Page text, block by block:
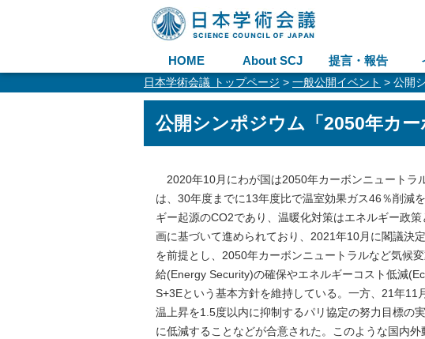
HOME About SCJ 提言・報告
日本学術会議 トップページ > 一般公開イベント > 公開
公開シンポジウム「2050年カ
2020年10月にわが国は2050年カーボンニュートラ
は、30年度までに13年度比で温室効果ガス46％削減
ギー起源のCO2であり、温暖化対策はエネルギー政
画に基づいて進められており、2021年10月に閣議決
を前提とし、2050年カーボンニュートラルなど気候
給(Energy Security)の確保やエネルギーコスト低減
S+3Eという基本方針を維持している。一方、21年
温上昇を1.5度以内に抑制するパリ協定の努力目標の
に低減することなどが合意された。このような国内